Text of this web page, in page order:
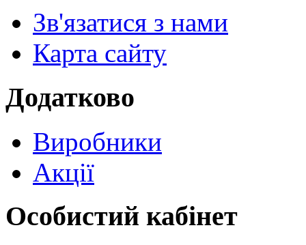
Зв'язатися з нами
Карта сайту
Додатково
Виробники
Акції
Особистий кабінет